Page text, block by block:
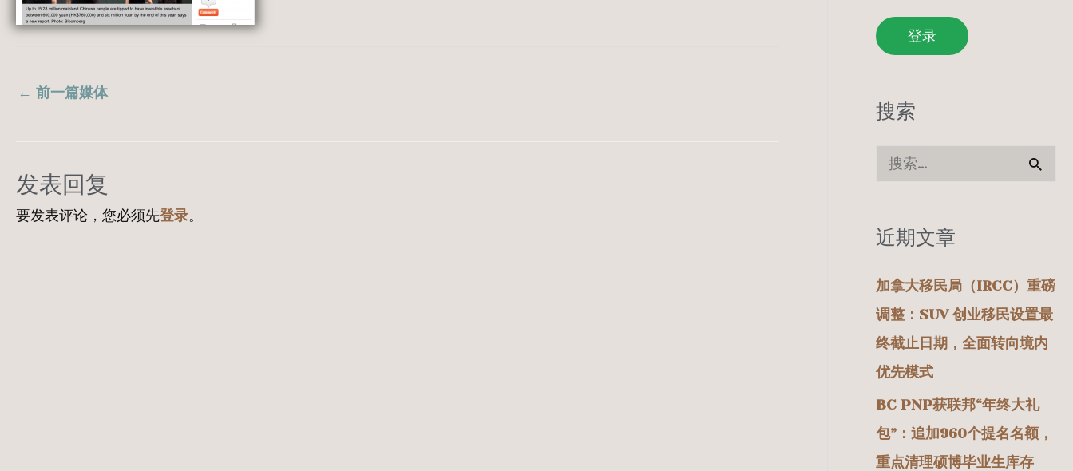
← 前一篇媒体
发表回复
要发表评论，您必须先登录。
登录
搜索
搜
：
近期文章
加拿大移民局（IRCC）重磅
调整：SUV 创业移民设置最
终截止日期，全面转向境内
优先模式
BC PNP获联邦“年终大礼
包”：追加960个提名名额，
重点清理硕博毕业生库存